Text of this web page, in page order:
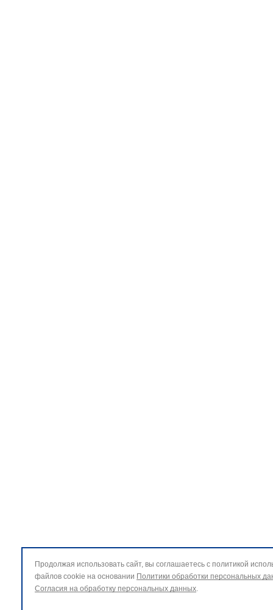
Продолжая использовать сайт, вы соглашаетесь с политикой
файлов cookie на основании Политики обработки персональных
Согласия на обработку персональных данных.